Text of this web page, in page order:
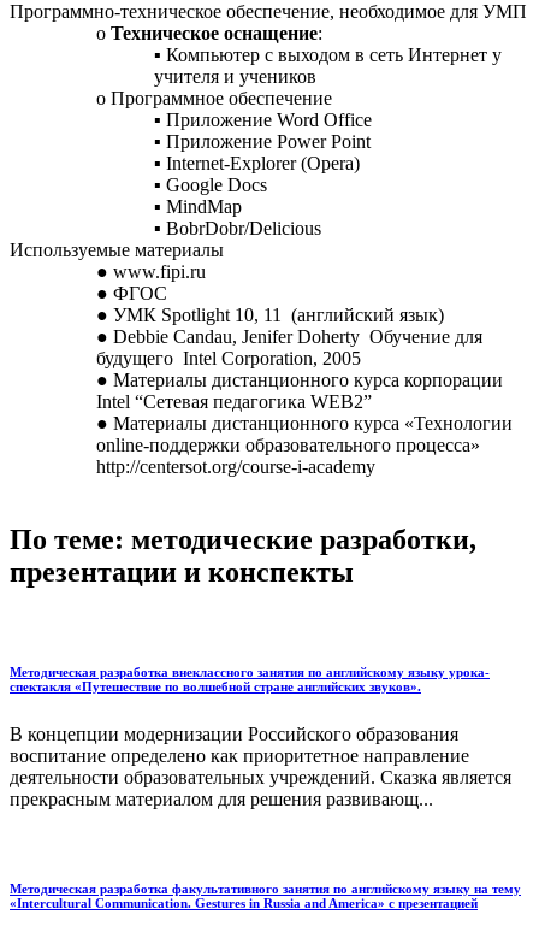
Программно-техническое обеспечение, необходимое для УМП
Техническое оснащение:
Компьютер с выходом в сеть Интернет у
учителя и учеников
Программное обеспечение
Приложение Word Office
Приложение Power Point
Internet-Explorer (Opera)
Google Docs
MindMap
BobrDobr/Delicious
Используемые материалы
www.fipi.ru
ФГОС
УМК Spotlight 10, 11 (английский язык)
Debbie Candau, Jenifer Doherty Обучение для
будущего Intel Corporation, 2005
Материалы дистанционного курса корпорации
Intel “Сетевая педагогика WEB2”
Материалы дистанционного курса «Технологии
online-поддержки образовательного процесса»
http://centersot.org/course-i-academy
По теме: методические разработки,
презентации и конспекты
Методическая разработка внеклассного занятия по английскому языку урока-
спектакля «Путешествие по волшебной стране английских звуков».
В концепции модернизации Российского образования
воспитание определено как приоритетное направление
деятельности образовательных учреждений. Сказка является
прекрасным материалом для решения развивающ...
Методическая разработка факультативного занятия по английскому языку на тему
«Intercultural Communication. Gestures in Russia and America» c презентацией